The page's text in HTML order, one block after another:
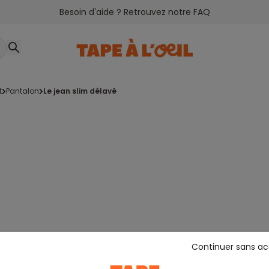
Besoin d'aide ? Retrouvez notre FAQ
pantalon le jean slim délavé
Continuer sans